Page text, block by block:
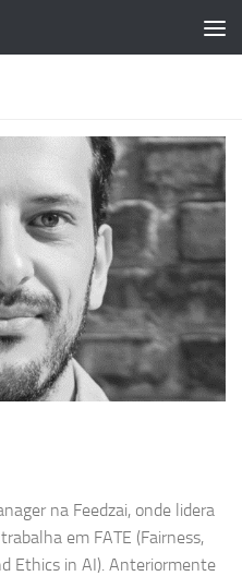
na Feedzai, onde lidera
em FATE (Fairness,
Ethics in AI). Anteriormente